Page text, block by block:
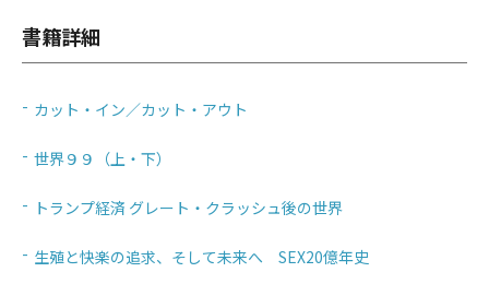
書籍詳細
カット・イン／カット・アウト
世界９９（上・下）
トランプ経済 グレート・クラッシュ後の世界
生殖と快楽の追求、そして未来へ SEX20億年史